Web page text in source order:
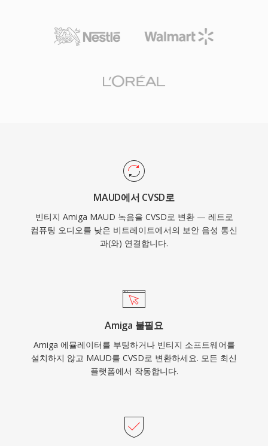
MAUD에서 CVSD로
빈티지 Amiga MAUD 녹음을 CVSD로 변환 — 레트로
컴퓨팅 오디오를 낮은 비트레이트에서의 보안 음성 통신
과(와) 연결합니다.
Amiga 불필요
Amiga 에뮬레이터를 부팅하거나 빈티지 소프트웨어를
설치하지 않고 MAUD를 CVSD로 변환하세요. 모든 최신
플랫폼에서 작동합니다.